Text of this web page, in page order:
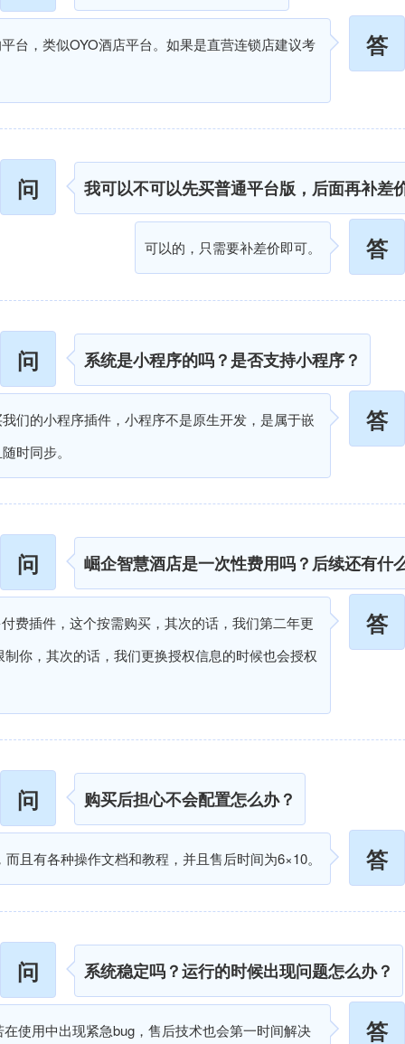
答
台，类似OYO酒店平台。如果是直营连锁店建议考
问 我可以不可以先买普通平台版，后面再补差
答
可以的，只需要补差价即可。
问 系统是小程序的吗？是否支持小程序？
答
们的小程序插件，小程序不是原生开发，是属于嵌
时同步。
问 崛企智慧酒店是一次性费用吗？后续还有什
答
费插件，这个按需购买，其次的话，我们第二年更
你，其次的话，我们更换授权信息的时候也会授权
问 购买后担心不会配置怎么办？
答
且有各种操作文档和教程，并且售后时间为6×10。
问 系统稳定吗？运行的时候出现问题怎么办？
答
使用中出现紧急bug，售后技术也会第一时间解决